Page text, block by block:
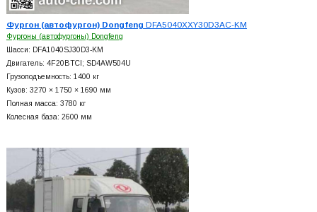
Фургон (автофургон) Dongfeng DFA5040XXY30D3AC-KM
Фургоны (автофургоны) Dongfeng
Шасси: DFA1040SJ30D3-KM
Двигатель: 4F20BTCI; SD4AW504U
Грузоподъемность: 1400 кг
Кузов: 3270 × 1750 × 1690 мм
Полная масса: 3780 кг
Колесная база: 2600 мм